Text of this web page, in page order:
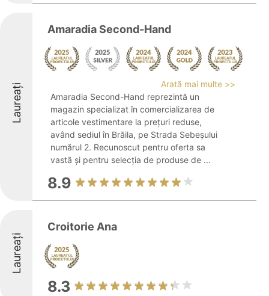
Laureați
Amaradia Second-Hand
Arată mai multe >>
Amaradia Second-Hand reprezintă un
magazin specializat în comercializarea de
articole vestimentare la prețuri reduse,
având sediul în Brăila, pe Strada Sebeșului
numărul 2. Recunoscut pentru oferta sa
vastă și pentru selecția de produse de ...
8.9
Laureați
Croitorie Ana
8.3